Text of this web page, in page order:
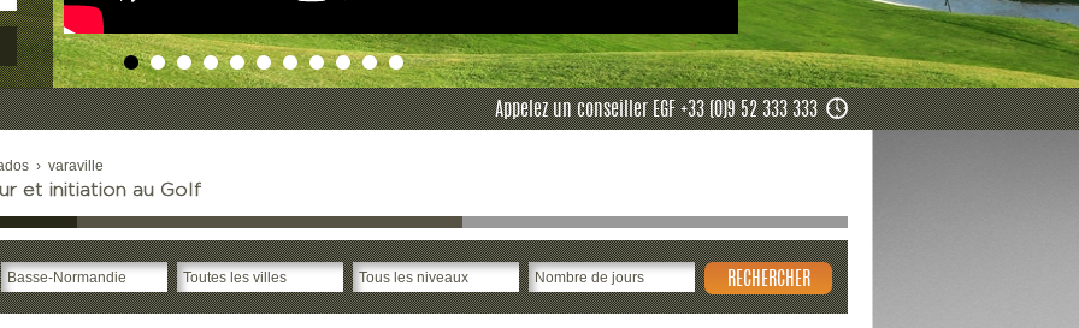
Appelez un conseiller EGF +33 (0)9 52 333 333
› varaville
et initiation au Golf